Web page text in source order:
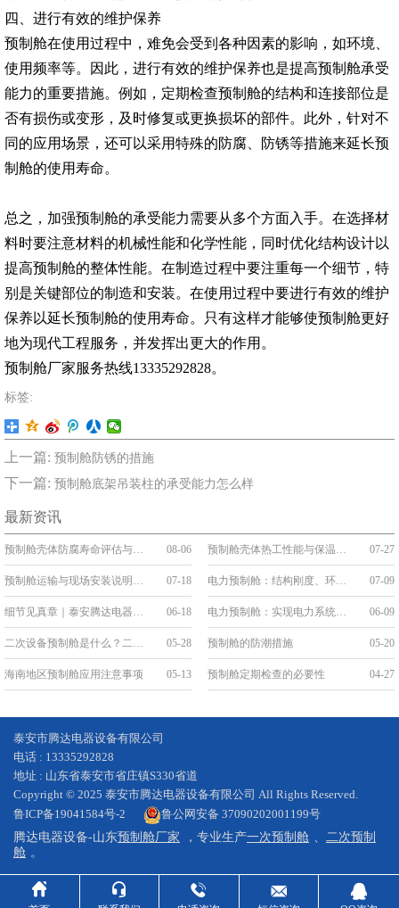
    
四、进行有效的维护保养
预制舱在使用过程中，难免会受到各种因素的影响，如环境、
使用频率等。因此，进行有效的维护保养也是提高预制舱承受
能力的重要措施。例如，定期检查预制舱的结构和连接部位是
否有损伤或变形，及时修复或更换损坏的部件。此外，针对不
同的应用场景，还可以采用特殊的防腐、防锈等措施来延长预
制舱的使用寿命。
总之，加强预制舱的承受能力需要从多个方面入手。在选择材
料时要注意材料的机械性能和化学性能，同时优化结构设计以
提高预制舱的整体性能。在制造过程中要注重每一个细节，特
别是关键部位的制造和安装。在使用过程中要进行有效的维护
保养以延长预制舱的使用寿命。只有这样才能够使预制舱更好
地为现代工程服务，并发挥出更大的作用。
预制舱厂家服务热线13335292828。
标签:
上一篇: 预制舱防锈的措施
下一篇: 预制舱底架吊装柱的承受能力怎么样
最新资讯
预制舱壳体防腐寿命评估与维护 08-06 预制舱壳体热工性能与保温构造 07-27
预制舱运输与现场安装说明：吊装、就位与接口连接 07-18 电力预制舱：结构刚度、环境防护与系统稳定性 07-09
细节见真章｜泰安腾达电器：把“线缆艺术”刻进预制舱的基因里 06-18 电力预制舱：实现电力系统的变革与升级 06-09
二次设备预制舱是什么？二次舱的应用和优势 05-28 预制舱的防潮措施 05-20
海南地区预制舱应用注意事项 05-13 预制舱定期检查的必要性 04-27
泰安市腾达电器设备有限公司
电话 : 13335292828
地址 : 山东省泰安市省庄镇S330省道
Copyright © 2025 泰安市腾达电器设备有限公司 All Rights Reserved.
鲁ICP备19041584号-2
鲁公网安备 37090202001199号
腾达电器设备-山东预制舱厂家 ，专业生产一次预制舱 、 二次预制
舱 。